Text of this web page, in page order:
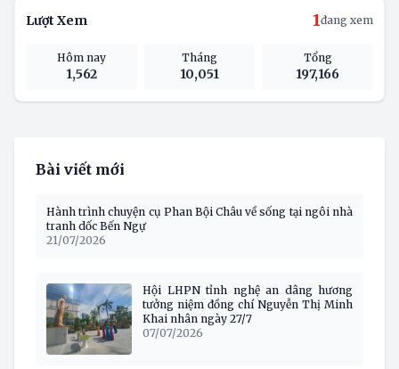
Lượt Xem 1đang xem
Hôm nay
1,562
Tháng
10,051
Tổng
197,166
Bài viết mới
Hành trình chuyện cụ Phan Bội Châu về sống tại ngôi nhà
tranh dốc Bến Ngự
21/07/2026
Hội LHPN tỉnh nghệ an dâng hương
tưởng niệm đồng chí Nguyễn Thị Minh
Khai nhân ngày 27/7
07/07/2026